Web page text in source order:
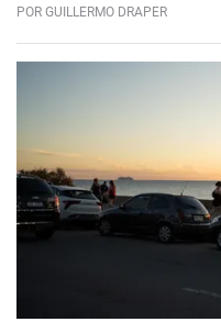
POR GUILLERMO DRAPER